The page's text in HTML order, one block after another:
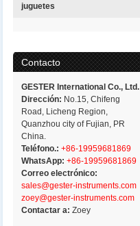
juguetes
Contacto
GESTER International Co., Ltd.
Dirección: No.15, Chifeng
Road, Licheng Region,
Quanzhou city of Fujian, PR
China.
Teléfono.: +86-19959681869
WhatsApp: +86-19959681869
Correo electrónico:
sales@gester-instruments.com
zoey@gester-instruments.com
Contactar a:Zoey